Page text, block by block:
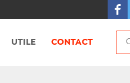
UTILE CONTACT